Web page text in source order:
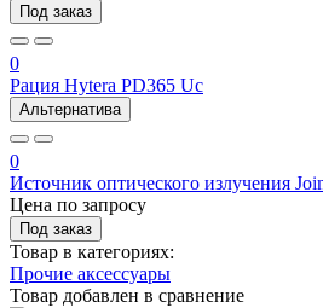
Под заказ
0
Рация Hytera PD365 Uc
Альтернатива
0
Источник оптического излучения
Цена по запросу
Под заказ
Товар в категориях:
Прочие аксессуары
Товар добавлен в сравнение